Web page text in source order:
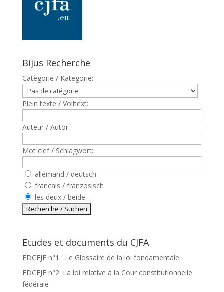
Bijus Recherche
Catègorie / Kategorie:
Plein texte / Volltext:
Auteur / Autor:
Mot clef / Schlagwort:
allemand / deutsch
francais / französisch
les deux / beide
Etudes et documents du CJFA
EDCEJF n°1 : Le Glossaire de la loi fondamentale
EDCEJF n°2: La loi relative à la Cour constitutionnelle
fédérale